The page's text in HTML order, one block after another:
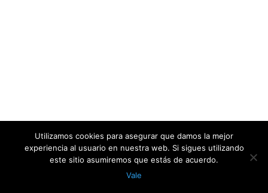
Utilizamos cookies para asegurar que damos la mejor
experiencia al usuario en nuestra web. Si sigues utilizando
este sitio asumiremos que estás de acuerdo.
Vale